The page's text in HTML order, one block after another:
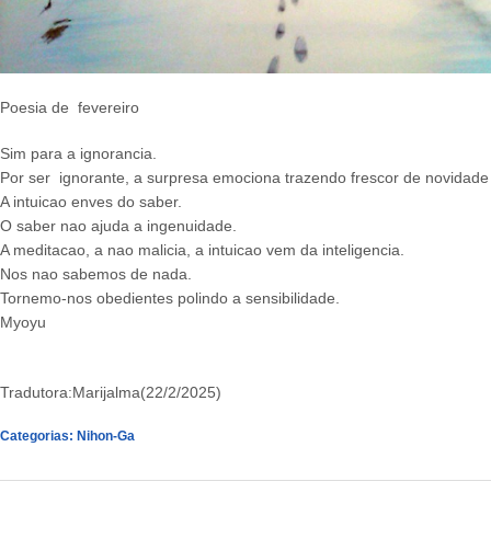
Poesia de fevereiro
Sim para a ignorancia.
Por ser ignorante, a surpresa emociona trazendo frescor de novidade
A intuicao enves do saber.
O saber nao ajuda a ingenuidade.
A meditacao, a nao malicia, a intuicao vem da inteligencia.
Nos nao sabemos de nada.
Tornemo-nos obedientes polindo a sensibilidade.
Myoyu
Tradutora:Marijalma(22/2/2025)
Categorias: Nihon-Ga